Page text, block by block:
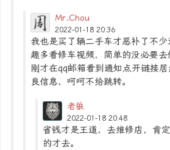
Mr.Chou
2022-01-18 20:36
我也是买了辆二手车才恶补了不
趣多看修车视频，简单的没必要
刚才在qq邮箱看到通知点开链接
良信息，呵呵不给跳转。
老狼
2022-01-18 20:48
省钱才是王道，去维修店，肯
的才去。